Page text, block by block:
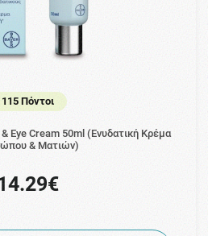
115 Πόντοι
Eye Cream 50ml (Ενυδατική Κρέμα
& Ματιών)